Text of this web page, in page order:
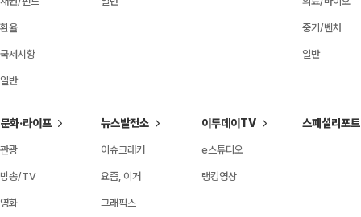
환율
국제시황
일반
중기/벤처
일반
문화·라이프
관광
방송/TV
영화
뉴스발전소
이슈크래커
요즘, 이거
그래픽스
이투데이TV
e스튜디오
랭킹영상
스페셜리포트